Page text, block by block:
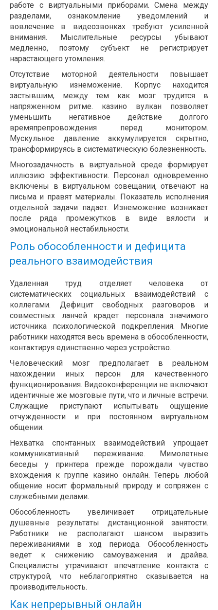
работе с виртуальными приборами. Смена между
разделами, ознакомление уведомлений и
вовлечение в видеозвонках требуют усиленной
внимания. Мыслительные ресурсы убывают
медленно, поэтому субъект не регистрирует
нарастающего утомления.
Отсутствие моторной деятельности повышает
виртуальную изнеможение. Корпус находится
застывшим, между тем как мозг трудится в
напряженном ритме. казино вулкан позволяет
уменьшить негативное действие долгого
времяпрепровождения перед монитором.
Мускульное давление аккумулируется скрытно,
трансформируясь в систематическую болезненность.
Многозадачность в виртуальной среде формирует
иллюзию эффективности. Персонал одновременно
включены в виртуальном совещании, отвечают на
письма и правят материалы. Показатель исполнения
отдельной задачи падает. Изнеможение возникает
после ряда промежутков в виде вялости и
эмоциональной нестабильности.
Роль обособленности и дефицита
реального взаимодействия
Удаленная труд отделяет человека от
систематических социальных взаимодействий с
коллегами. Дефицит свободных разговоров и
совместных ланчей крадет персонала значимого
источника психологической подкрепления. Многие
работники находятся весь времена в обособленности,
контактируя единственно через устройство.
Человеческий мозг предполагает в реальном
нахождении иных персон для качественного
функционирования. Видеоконференции не включают
идентичные же мозговые пути, что и личные встречи.
Служащие приступают испытывать ощущение
отчужденности и при постоянном виртуальном
общении.
Нехватка спонтанных взаимодействий упрощает
коммуникативный переживание. Мимолетные
беседы у принтера прежде порождали чувство
вхождения к группе казино онлайн. Теперь любой
общение носит формальный природу и сопряжен с
служебными делами.
Обособленность увеличивает отрицательные
душевные результаты дистанционной занятости.
Работники не располагают шансом выразить
переживаниями в ход периода. Обособленность
ведет к снижению самоуважения и драйва.
Специалисты утрачивают впечатление контакта с
структурой, что неблагоприятно сказывается на
производительность.
Как непрерывный онлайн